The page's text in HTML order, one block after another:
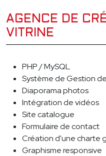
AGENCE DE
VITRINE
PHP / MySQL
Système de Gestion
Diaporama photos
Intégration de vidéos
Site catalogue
Formulaire de contact
Création d'une charte
Graphisme responsive